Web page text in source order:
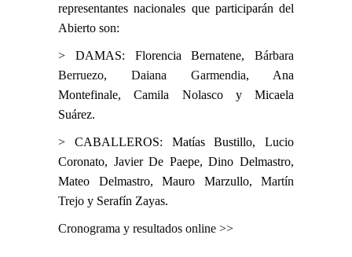
representantes nacionales que participarán del
Abierto son:
> DAMAS: Florencia Bernatene, Bárbara
Berruezo, Daiana Garmendia, Ana
Montefinale, Camila Nolasco y Micaela
Suárez.
> CABALLEROS: Matías Bustillo, Lucio
Coronato, Javier De Paepe, Dino Delmastro,
Mateo Delmastro, Mauro Marzullo, Martín
Trejo y Serafín Zayas.
Cronograma y resultados online >>